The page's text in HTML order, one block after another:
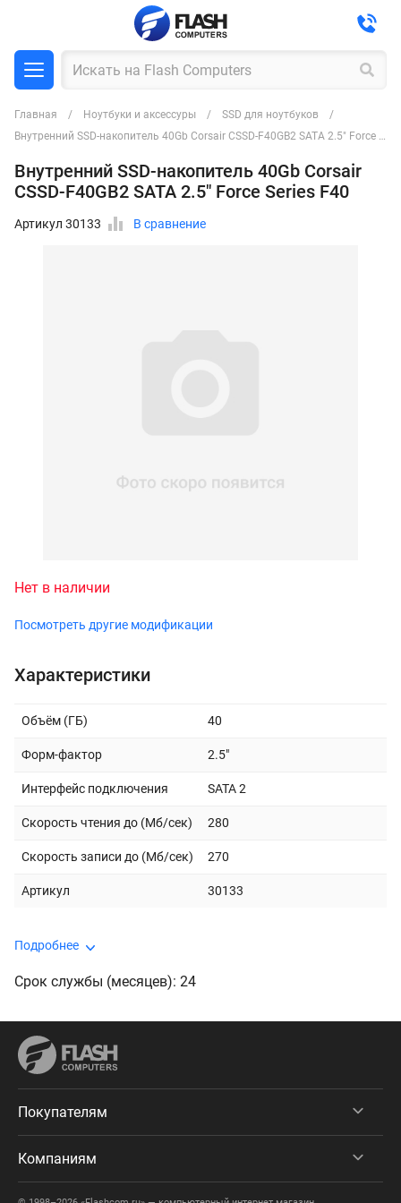
Главная Ноутбуки и аксессуры
SSD для ноутбуков
Внутренний SSD-накопитель 40Gb Corsair CSSD-F40GB2 SATA 2.5" Force Series F40
Внутренний SSD-накопитель 40Gb Corsair
CSSD-F40GB2 SATA 2.5" Force Series F40
Артикул 30133 В сравнение
Нет в наличии
Посмотреть другие модификации
Характеристики
Объём (ГБ) 40
Форм-фактор 2.5"
Интерфейс подключения SATA 2
Скорость чтения до (Мб/сек) 280
Скорость записи до (Мб/сек) 270
Артикул 30133
Подробнее
Срок службы (месяцев): 24
Покупателям
Компаниям